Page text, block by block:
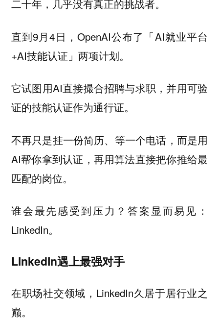
二十年，几乎没有真正的挑战者。
直到9月4日，OpenAI公布了「AI就业平台
+AI技能认证」两项计划。
它试图用AI直接撮合招聘与求职，并用可验
证的技能认证作为通行证。
不再只是挂一份简历、等一个电话，而是用
AI帮你拿到认证，再用算法直接把你推给最
匹配的岗位。
谁会最先感受到压力？答案显而易见：
LinkedIn。
LinkedIn遇上最强对手
在职场社交领域，LinkedIn久居于居行业之
巅。